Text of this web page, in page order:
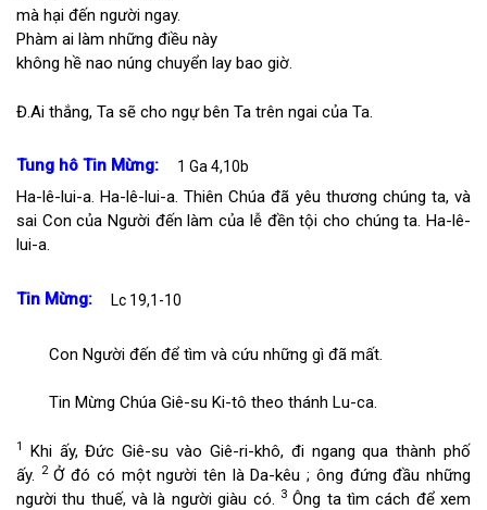
mà hại đến người ngay.
Phàm ai làm những điều này
không hề nao núng chuyển lay bao giờ.
Đ.Ai thắng, Ta sẽ cho ngự bên Ta trên ngai của Ta.
Tung hô Tin Mừng: 1 Ga 4,10b
Ha-lê-lui-a. Ha-lê-lui-a. Thiên Chúa đã yêu thương chúng ta, và
sai Con của Người đến làm của lễ đền tội cho chúng ta. Ha-lê-
lui-a.
Tin Mừng: Lc 19,1-10
Con Người đến để tìm và cứu những gì đã mất.
Tin Mừng Chúa Giê-su Ki-tô theo thánh Lu-ca.
1
Khi ấy, Đức Giê-su vào Giê-ri-khô, đi ngang qua thành phố
ấy.
2Ở đó có một người tên là Da-kêu ; ông đứng đầu những
người thu thuế, và là người giàu có. 3Ông ta tìm cách để xem